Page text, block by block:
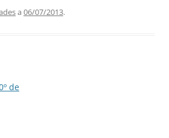
a 06/07/2013.
de